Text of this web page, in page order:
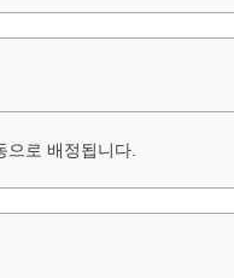
로 배정됩니다.